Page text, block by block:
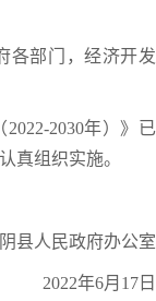
各部门，经济开发
2030年）》已
真组织实施。
县人民政府办公室
2022年6月17日